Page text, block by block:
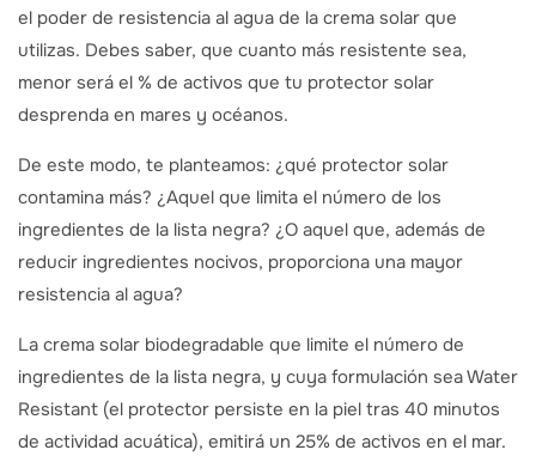
el poder de resistencia al agua de la crema solar que
utilizas. Debes saber, que cuanto más resistente sea,
menor será el % de activos que tu protector solar
desprenda en mares y océanos.
De este modo, te planteamos: ¿qué protector solar
contamina más? ¿Aquel que limita el número de los
ingredientes de la lista negra? ¿O aquel que, además de
reducir ingredientes nocivos, proporciona una mayor
resistencia al agua?
La crema solar biodegradable que limite el número de
ingredientes de la lista negra, y cuya formulación sea Water
Resistant (el protector persiste en la piel tras 40 minutos
de actividad acuática), emitirá un 25% de activos en el mar.